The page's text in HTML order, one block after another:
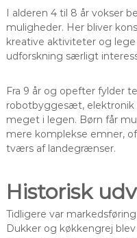
I alderen 4 til 8 år vokser
muligheder. Her bliver
kreative aktiviteter og
udforskning særligt
Fra 9 år og opefter fylder
robotbyggesæt, elektronik
meget i legen. Børn får
mere komplekse emner,
tværs af landegrænser.
Historisk
Tidligere var
Dukker og køkkengrej